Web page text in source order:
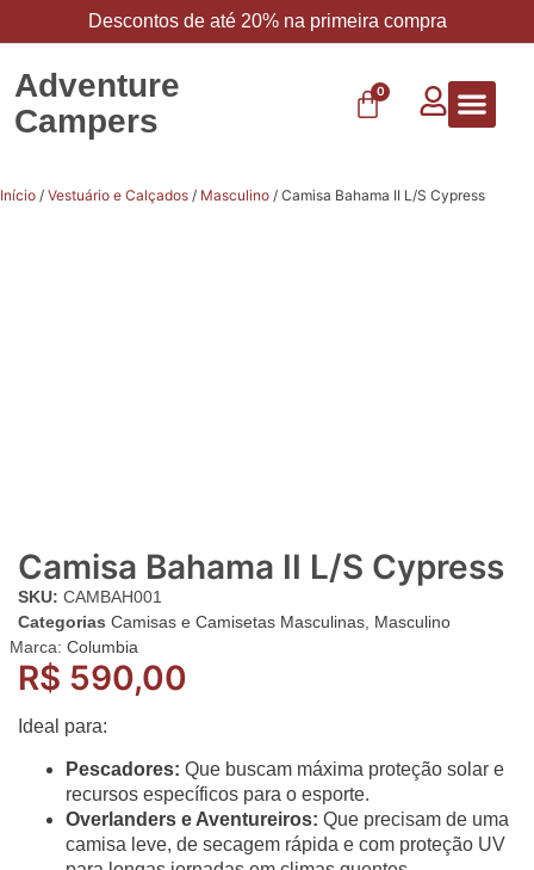
Descontos de até 20% na primeira compra
Adventure
Campers
0
Início / Vestuário e Calçados / Masculino / Camisa Bahama II L/S Cypress
Camisa Bahama II L/S Cypress
SKU: CAMBAH001
Categorias Camisas e Camisetas Masculinas Masculino
Marca: Columbia
R$ 590,00
Ideal para:
Pescadores: Que buscam máxima proteção solar e
recursos específicos para o esporte.
Overlanders e Aventureiros: Que precisam de uma
camisa leve, de secagem rápida e com proteção UV